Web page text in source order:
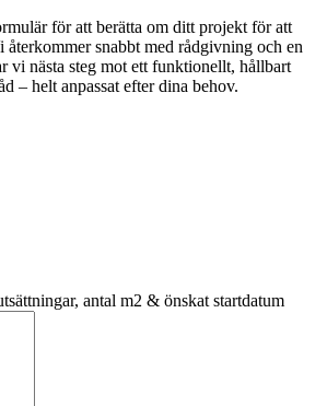
för att berätta om ditt projekt för att
snabbt med rådgivning och en
vi nästa steg mot ett funktionellt, hållbart
– helt anpassat efter dina behov.
antal m2 & önskat startdatum